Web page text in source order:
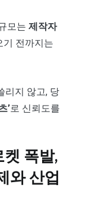
모는 제작자
기 전까지는
리지 않고, 당
’로 신뢰도를
폭발,
와 산업